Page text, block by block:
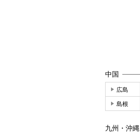
中国
広島
島根
九州・沖縄